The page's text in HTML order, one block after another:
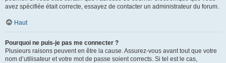
avez spécifiée était correcte, essayez de contacter un administrateur du forum.
Haut
Pourquoi ne puis-je pas me connecter ?
Plusieurs raisons peuvent en être la cause. Assurez-vous avant tout que votre
nom d’utilisateur et votre mot de passe soient corrects. Si tel est le cas,